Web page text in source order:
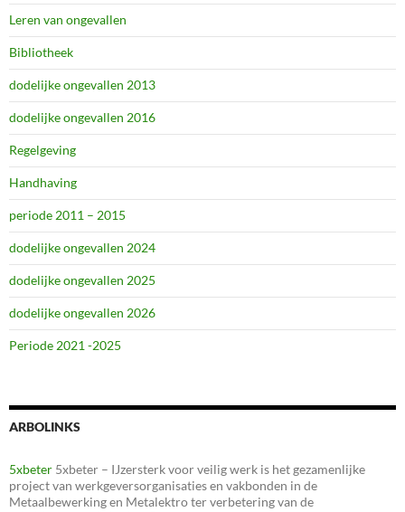
Leren van ongevallen
Bibliotheek
dodelijke ongevallen 2013
dodelijke ongevallen 2016
Regelgeving
Handhaving
periode 2011 – 2015
dodelijke ongevallen 2024
dodelijke ongevallen 2025
dodelijke ongevallen 2026
Periode 2021 -2025
ARBOLINKS
5xbeter 5xbeter – IJzersterk voor veilig werk is het gezamenlijke
project van werkgeversorganisaties en vakbonden in de
Metaalbewerking en Metalektro ter verbetering van de